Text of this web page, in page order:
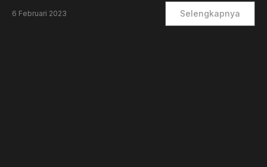
6 Februari 2023 Selengkapnya